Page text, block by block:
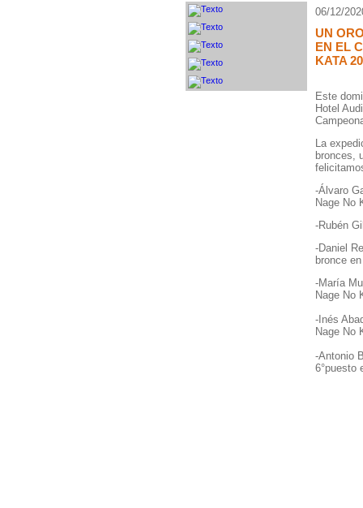
06/12/
UN
EN EL
KATA
Este
Hotel
La
bronces,
-Álvaro
Nage No
-Rubén
-Daniel
bronce
-María
Nage No
-Inés
Nage No
-Antonio
6°puesto